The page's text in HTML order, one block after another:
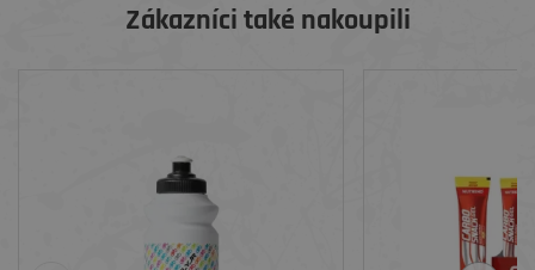
Zákazníci také nakoupili